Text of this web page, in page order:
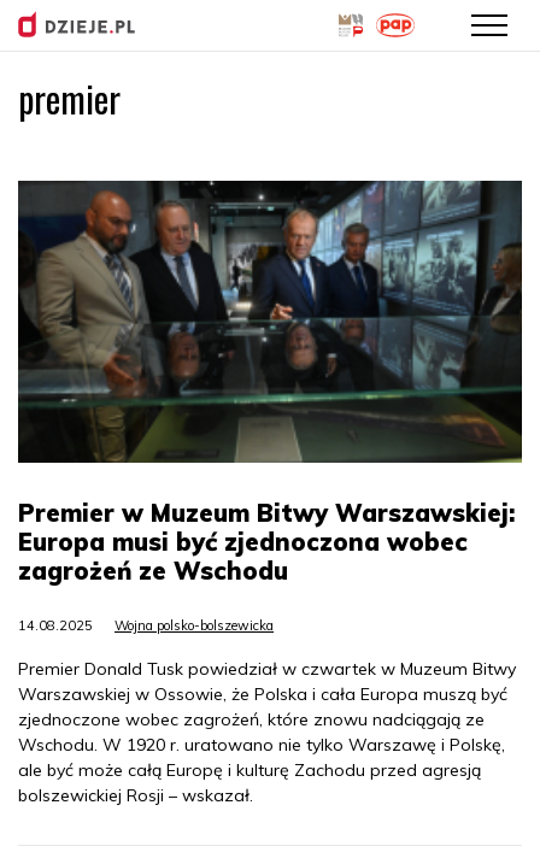
premier
Premier w Muzeum Bitwy Warszawskiej:
Europa musi być zjednoczona wobec
zagrożeń ze Wschodu
14.08.2025 Wojna polsko-bolszewicka
Premier Donald Tusk powiedział w czwartek w Muzeum Bitwy
Warszawskiej w Ossowie, że Polska i cała Europa muszą być
zjednoczone wobec zagrożeń, które znowu nadciągają ze
Wschodu. W 1920 r. uratowano nie tylko Warszawę i Polskę,
ale być może całą Europę i kulturę Zachodu przed agresją
bolszewickiej Rosji – wskazał.